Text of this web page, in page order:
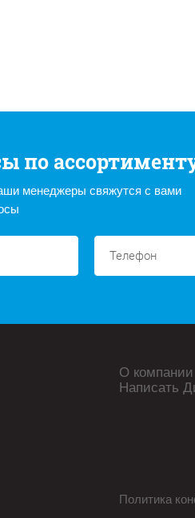
по
менеджеры свяжутся с вами
О компании
Написать
Политика